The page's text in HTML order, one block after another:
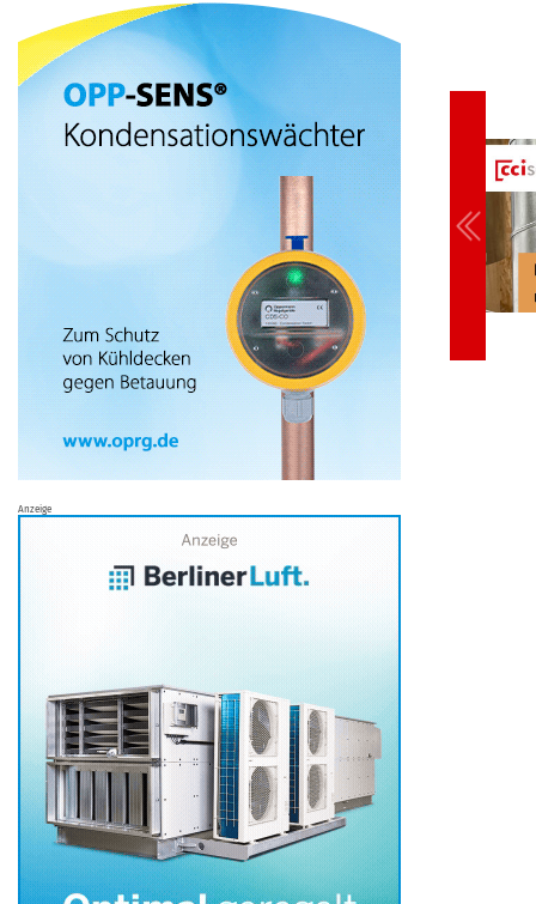
Anzeige